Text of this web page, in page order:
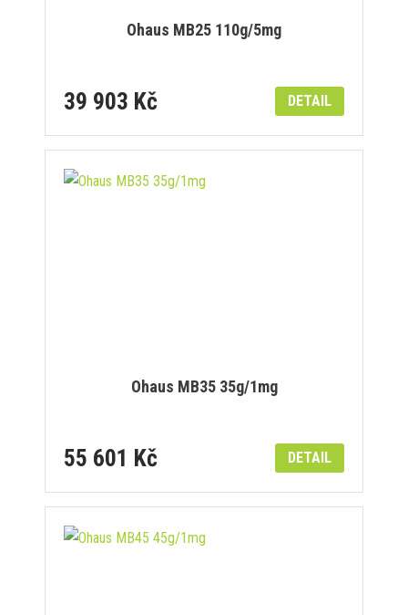
Ohaus MB25 110g/5mg
39 903 Kč DETAIL
Ohaus MB35 35g/1mg
55 601 Kč DETAIL